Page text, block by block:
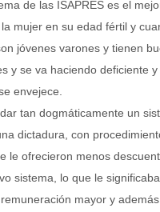
de las ISAPRES es el
mujer en su edad fértil y
jóvenes varones y tienen
y se va haciendo deficiente
envejece.
tan dogmáticamente un
dictadura, con
le ofrecieron menos
sistema, lo que le
mayor y